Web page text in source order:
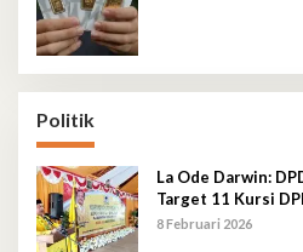
Politik
La Ode Darwin:
Target 11 Kursi
8 Februari 2026